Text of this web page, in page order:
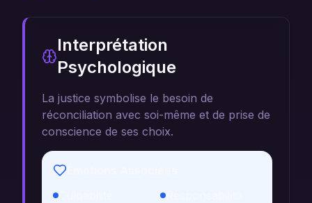
Interprétation
Psychologique
La justice symbolise le besoin de
réconciliation avec soi-même et de prise de
conscience de ses choix.
Responsabilité